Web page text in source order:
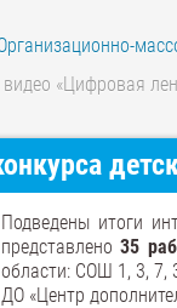
видео «Цифровая
Подведены итоги
представлено35
области: СОШ 1, 3, 7,
ДО «Центр